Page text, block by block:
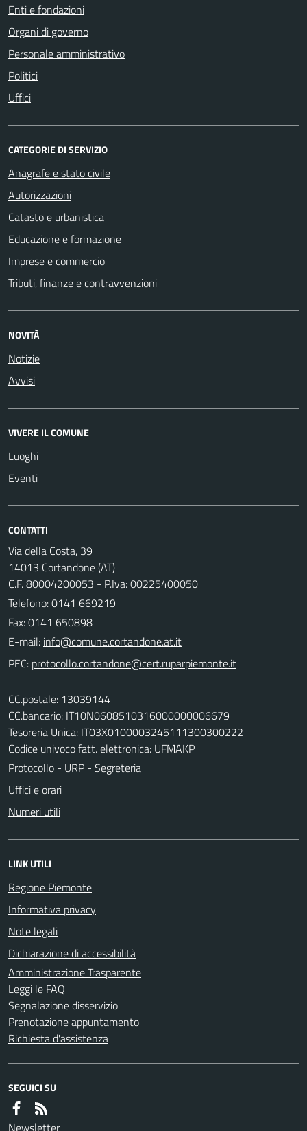
Enti e fondazioni
Organi di governo
Personale amministrativo
Politici
Uffici
CATEGORIE DI SERVIZIO
Anagrafe e stato civile
Autorizzazioni
Catasto e urbanistica
Educazione e formazione
Imprese e commercio
Tributi, finanze e contravvenzioni
NOVITÀ
Notizie
Avvisi
VIVERE IL COMUNE
Luoghi
Eventi
CONTATTI
Via della Costa, 39
14013 Cortandone (AT)
C.F. 80004200053 - P.Iva: 00225400050
Telefono:0141 669219
Fax: 0141 650898
E-mail:
PEC:
CC.postale: 13039144
CC.bancario: IT10N0608510316000000006679
Tesoreria Unica: IT03X0100003245111300300222
Codice univoco fatt. elettronica: UFMAKP
Protocollo - URP - Segreteria
Uffici e orari
Numeri utili
LINK UTILI
Regione Piemonte
Informativa privacy
Note legali
Dichiarazione di accessibilità
Amministrazione Trasparente
Leggi le FAQ
Segnalazione disservizio
Prenotazione appuntamento
Richiesta d'assistenza
SEGUICI SU
Newsletter